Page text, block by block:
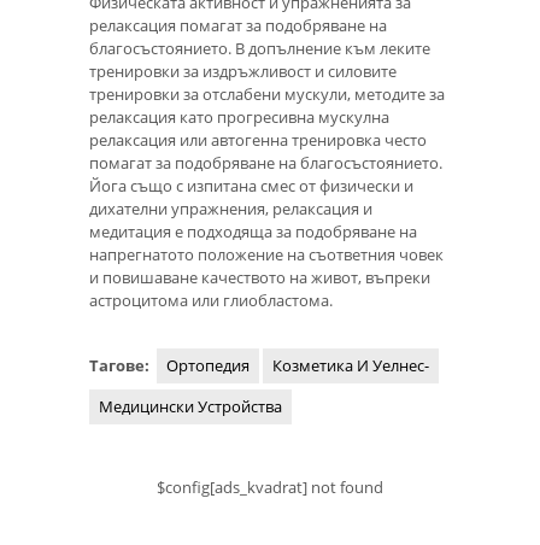
релаксация помагат за подобряване на
благосъстоянието. В допълнение към леките
тренировки за издръжливост и силовите
тренировки за отслабени мускули, методите за
релаксация като прогресивна мускулна
релаксация или автогенна тренировка често
помагат за подобряване на благосъстоянието.
Йога също с изпитана смес от физически и
дихателни упражнения, релаксация и
медитация е подходяща за подобряване на
напрегнатото положение на съответния човек
и повишаване качеството на живот, въпреки
астроцитома или глиобластома.
Тагове: Ортопедия
Козметика И Уелнес-
Медицински Устройства
$config[ads_kvadrat] not found